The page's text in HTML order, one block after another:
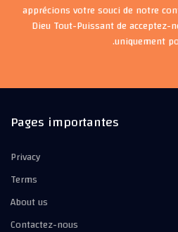
apprécions votre souci de notre
Dieu Tout-Puissant de
uniquement
Pages importantes
Privacy
Terms
About us
Contactez-nous